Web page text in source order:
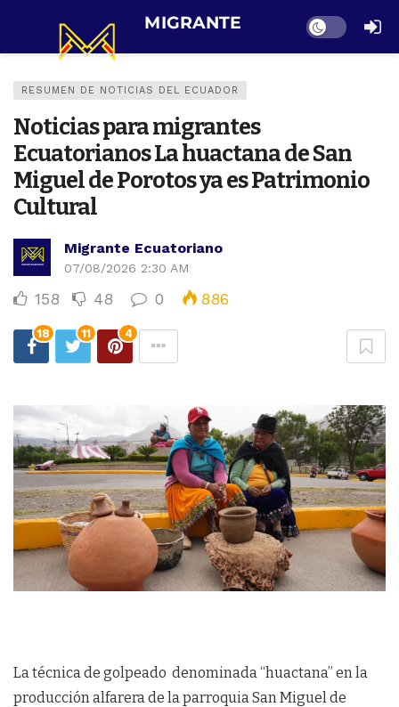
Dark mode
RESUMEN DE NOTICIAS DEL ECUADOR
Noticias para migrantes
Ecuatorianos La huactana de San
Miguel de Porotos ya es Patrimonio
Cultural
Migrante Ecuatoriano
07/08/2026 2:30 AM
158 48 0 886
18 11 4
La técnica de golpeado denominada “huactana” en la
producción alfarera de la parroquia San Miguel de